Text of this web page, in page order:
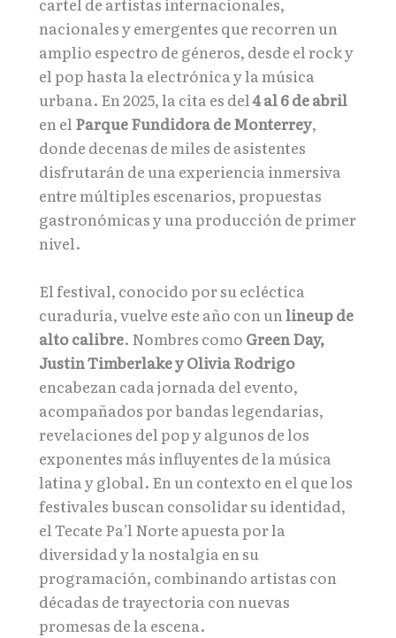
nacionales y emergentes que recorren un
amplio espectro de géneros, desde el rock y
el pop hasta la electrónica y la música
urbana. En 2025, la cita es del4 al 6 de abril
en el Parque Fundidora de Monterrey,
donde decenas de miles de asistentes
disfrutarán de una experiencia inmersiva
entre múltiples escenarios, propuestas
gastronómicas y una producción de primer
nivel.
El festival, conocido por su ecléctica
curaduría, vuelve este año con unlineup de
alto calibre. Nombres como Green Day,
Justin Timberlake y Olivia Rodrigo
encabezan cada jornada del evento,
acompañados por bandas legendarias,
revelaciones del pop y algunos de los
exponentes más influyentes de la música
latina y global. En un contexto en el que los
festivales buscan consolidar su identidad,
el Tecate Pa’l Norte apuesta por la
diversidad y la nostalgia en su
programación, combinando artistas con
décadas de trayectoria con nuevas
promesas de la escena.